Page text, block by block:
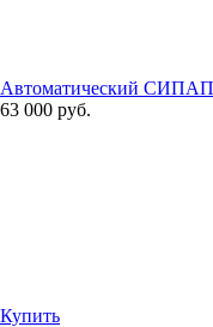
Автоматический
63 000 руб.
Купить